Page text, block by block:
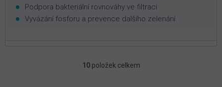
Podpora bakteriální rovnováhy ve filtraci
Vyvázání fosforu a prevence dalšího zelenání
O
10položek celkem